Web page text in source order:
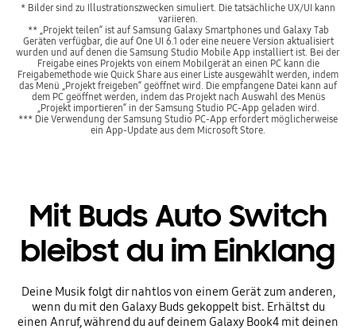
* Bilder sind zu Illustrationszwecken simuliert. Die tatsächliche UX/UI kann
variieren.
** „Projekt teilen“ ist auf Samsung Galaxy Smartphones und Galaxy Tab
Geräten verfügbar, die auf One UI 6.1 oder eine neuere Version aktualisiert
wurden und auf denen die Samsung Studio Mobile App installiert ist. Bei der
Freigabe eines Projekts von einem Mobilgerät an einen PC kann die
Freigabemethode wie Quick Share aus einer Liste ausgewählt werden, indem
das Menü „Projekt freigeben“ geöffnet wird. Die empfangene Datei kann auf
dem PC geöffnet werden, indem das Projekt nach Auswahl des Menüs
„Projekt importieren“ in der Samsung Studio PC-App geladen wird.
*** Die Verwendung der Samsung Studio PC-App erfordert möglicherweise
ein App-Update aus dem Microsoft Store.
Mit Buds Auto Switch
bleibst du im Einklang
Deine Musik folgt dir nahtlos von einem Gerät zum anderen,
wenn du mit den Galaxy Buds gekoppelt bist. Erhältst du
einen Anruf, während du auf deinem Galaxy Book4 mit deinen